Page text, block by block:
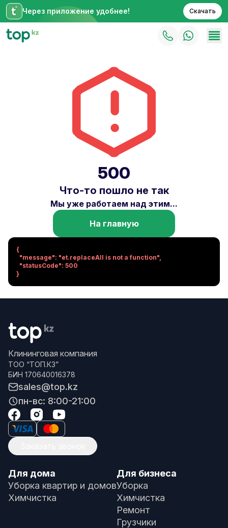
Через приложение удобнее! Скачать
500
Что-то пошло не так
Мы уже работаем над этим...
На главную
{
}
Клининговая компания
ТОО “ТОП.КЗ”
БИН 170640016378
sales@top.kz
пн-вс: 8:00-21:00
Для дома
Уборка квартир и домов
Химчистка
Для бизнеса
Уборка
Химчистка
Ремонт
Грузчики